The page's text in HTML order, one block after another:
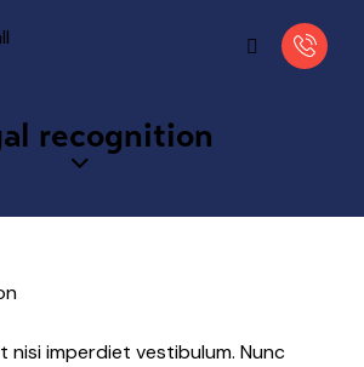
recognition
nisi imperdiet vestibulum. Nunc